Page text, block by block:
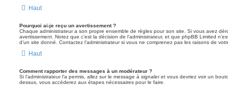
Haut
Pourquoi ai-je reçu un avertissement ?
Chaque administrateur a son propre ensemble de règles pour son site. Si vous avez
avertissement. Notez que c’est la décision de l’administrateur, et que phpBB Limited
d’un site donné. Contactez l’administrateur si vous ne comprenez pas les raisons de
Haut
Comment rapporter des messages à un modérateur ?
Si l’administrateur l’a permis, allez sur le message à signaler et vous devriez voir un
dessus, vous accéderez aux étapes nécessaires pour le faire.